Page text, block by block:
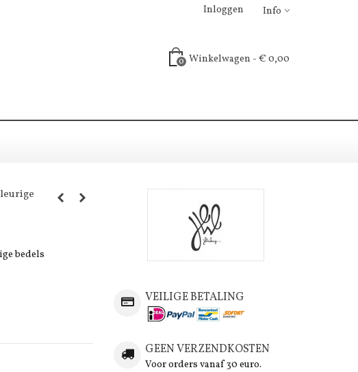
Info
Inloggen
0 Winkelwagen - € 0,00
bedels
VEILIGE BETALING
GEEN VERZENDKOSTEN
Voor orders vanaf 30 euro.